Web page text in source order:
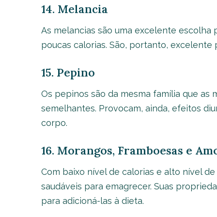
14. Melancia
As melancias são uma excelente
poucas calorias. São, portanto, excelente
15. Pepino
Os pepinos são da mesma família que as
semelhantes. Provocam, ainda, efeitos
corpo.
16. Morangos, Framboesas e
Com baixo nível de calorias e alto nível
saudáveis para emagrecer. Suas
para adicioná-las à dieta.